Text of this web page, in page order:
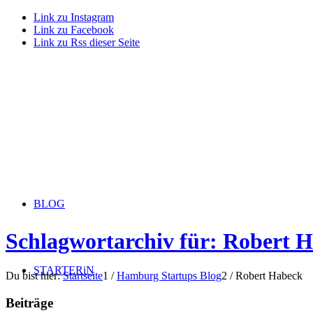
Link zu Instagram
Link zu Facebook
Link zu Rss dieser Seite
BLOG
STARTERiN
Schlagwortarchiv für: Robert
Du bist hier: Startseite1 / Hamburg Startups Blog2 / Robert Habeck
Beiträge